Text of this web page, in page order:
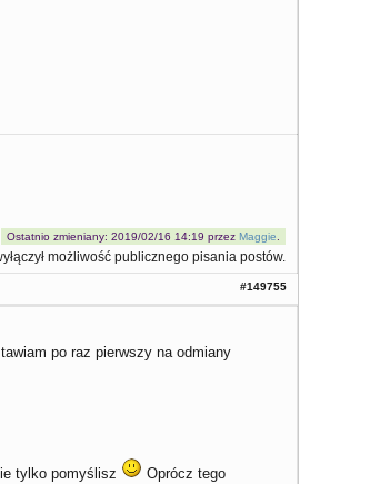
Ostatnio zmieniany: 2019/02/16 14:19 przezMaggie
możliwość publicznego pisania postów.
#149755
po raz pierwszy na odmiany
tylko pomyślisz Oprócz tego